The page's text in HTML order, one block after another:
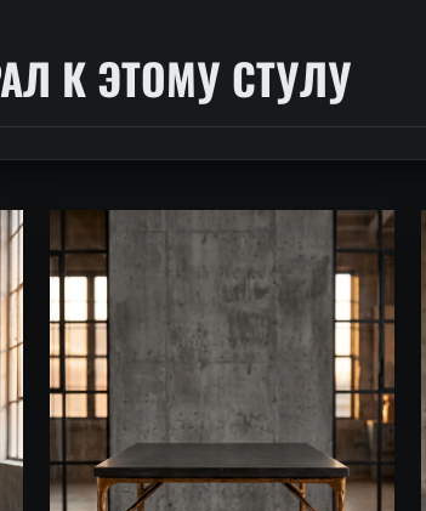
К ЭТОМУ СТУЛУ